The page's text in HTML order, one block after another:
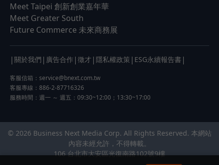
Meet Taipei 創新創業嘉年華
Meet Greater South
Future Commerce 未來商務展
| 關於我們 | 廣告合作 | 徵才 | 隱私權政策 | ESG永續報告書 |
客服信箱： service@bnext.com.tw
客服專線：886-2-87716326
服務時間：週一 ～ 週五：09:30~12:00；13:30~17:00
© 2026 Business Next Media Corp. All Rights Reserved. 本網站
內容未經允許，不得轉載。
106 台北市大安區光復南路102號9樓